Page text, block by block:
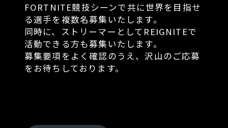
FORTNITE競技シーンで共に世界を目指せ
る選手を複数名募集いたします。
同時に、ストリーマーとしてREIGNITEで
活動できる方も募集いたします。
募集要項をよく確認のうえ、沢山のご応募
をお待ちしております。